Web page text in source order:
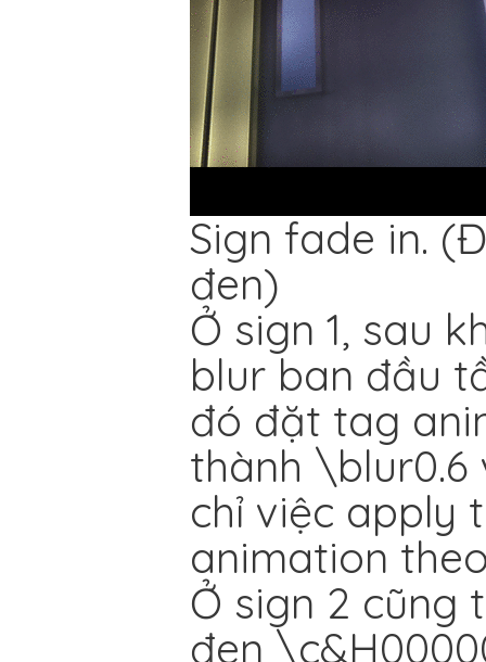
Sign fade in.
đen)
Ở sign 1, sau
blur ban đầu
đó đặt tag
thành \blur0.6
chỉ việc apply
animation
Ở sign 2 cũng
đen